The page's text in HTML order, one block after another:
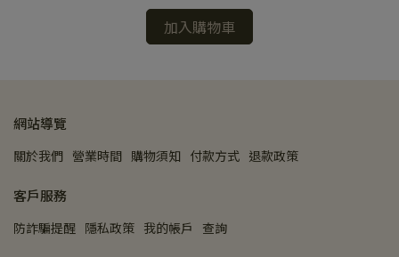
加入購物車
網站導覽
關於我們 營業時間 購物須知 付款方式 退款政策
客戶服務
防詐騙提醒 隱私政策 我的帳戶 查詢